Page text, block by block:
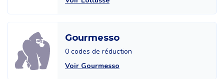
Gourmesso
0 codes de réduction
Voir Gourmesso